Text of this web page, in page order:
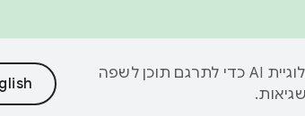
‫Google משתמשת בטכנולוגיית AI כדי לתרגם תוכן לשפה